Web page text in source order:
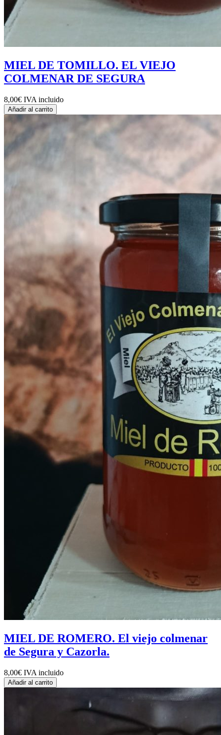
MIEL DE TOMILLO. EL VIEJO
COLMENAR DE SEGURA
8,00€ IVA incluido
Añadir al carrito
MIEL DE ROMERO. El viejo colmenar
de Segura y Cazorla.
8,00€ IVA incluido
Añadir al carrito